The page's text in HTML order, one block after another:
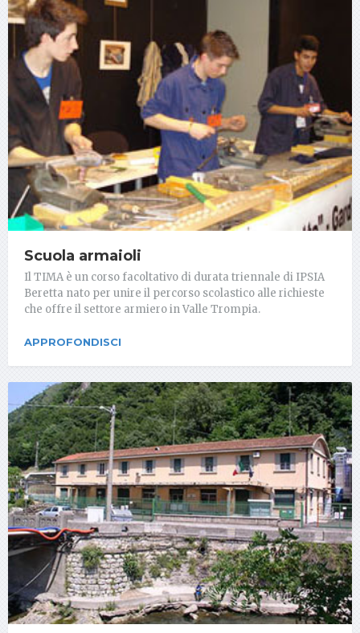
Scuola armaioli
Il TIMA è un corso facoltativo di durata triennale di IPSIA
Beretta nato per unire il percorso scolastico alle richieste
che offre il settore armiero in Valle Trompia.
APPROFONDISCI